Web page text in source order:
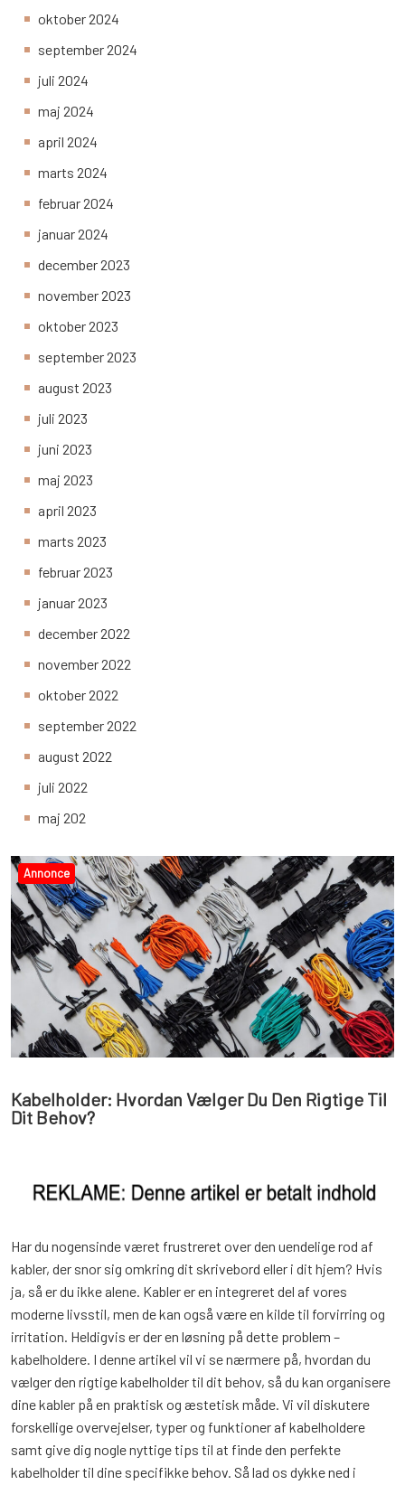
Annonce
Kabelholder: Hvordan Vælger Du Den Rigtige Til
Dit Behov?
Har du nogensinde været frustreret over den uendelige rod af
kabler, der snor sig omkring dit skrivebord eller i dit hjem? Hvis
ja, så er du ikke alene. Kabler er en integreret del af vores
moderne livsstil, men de kan også være en kilde til forvirring og
irritation. Heldigvis er der en løsning på dette problem –
kabelholdere. I denne artikel vil vi se nærmere på, hvordan du
vælger den rigtige kabelholder til dit behov, så du kan organisere
dine kabler på en praktisk og æstetisk måde. Vi vil diskutere
forskellige overvejelser, typer og funktioner af kabelholdere
samt give dig nogle nyttige tips til at finde den perfekte
kabelholder til dine specifikke behov. Så lad os dykke ned i
oktober 2024
september 2024
juli 2024
maj 2024
april 2024
marts 2024
februar 2024
januar 2024
december 2023
november 2023
oktober 2023
september 2023
august 2023
juli 2023
juni 2023
maj 2023
april 2023
marts 2023
februar 2023
januar 2023
december 2022
november 2022
oktober 2022
september 2022
august 2022
juli 2022
maj 202